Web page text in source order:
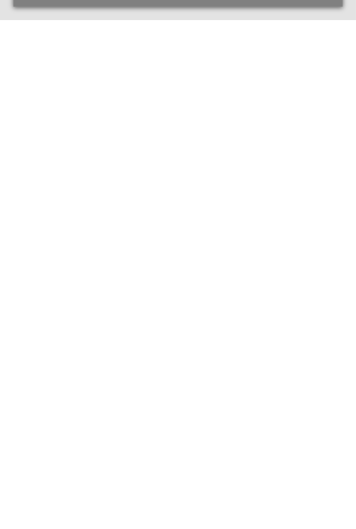
1880 M² - EN VENTE - COTE D'IVOIRE